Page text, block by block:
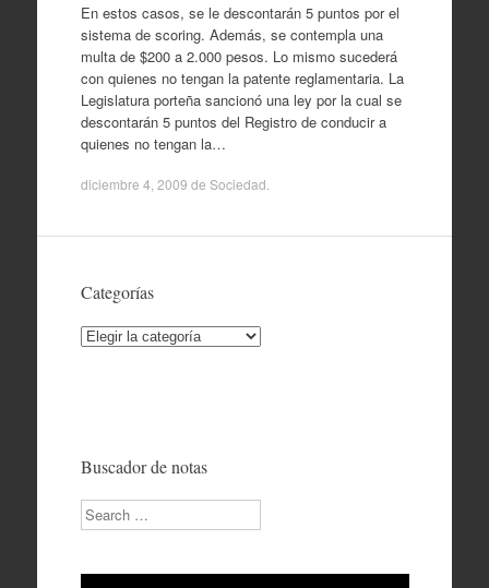
En estos casos, se le descontarán 5 puntos por el
sistema de scoring. Además, se contempla una
multa de $200 a 2.000 pesos. Lo mismo sucederá
con quienes no tengan la patente reglamentaria. La
Legislatura porteña sancionó una ley por la cual se
descontarán 5 puntos del Registro de conducir a
quienes no tengan la…
diciembre 4, 2009 de Sociedad
Categorías
Categorías
Buscador de notas
Search